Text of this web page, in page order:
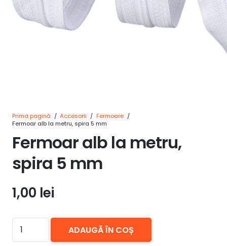
Prima pagină / Accesorii / Fermoare /
Fermoar alb la metru, spira 5 mm
Fermoar alb la metru,
spira 5 mm
1,00 lei
Cantitate
Fermoar
ADAUGĂ ÎN COȘ